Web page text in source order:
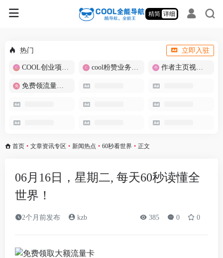
精简 详细
热门 立即入驻
COOL创业项目商城 cool粉赞业务商城【爆粉引流】 作者主页视频批量提取
免费领流量卡-包邮
首页 • 文章资讯专区 • 新闻热点 • 60秒看世界 • 正文
06月16日，星期二, 每天60秒读懂全
世界！
2个月前发布 kzb 385 0 0